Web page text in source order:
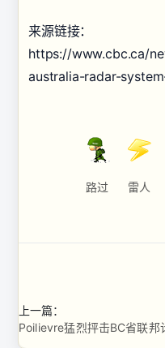
来源链接：
https://www.cbc.ca/
australia-radar-
路过 雷人
上一篇：